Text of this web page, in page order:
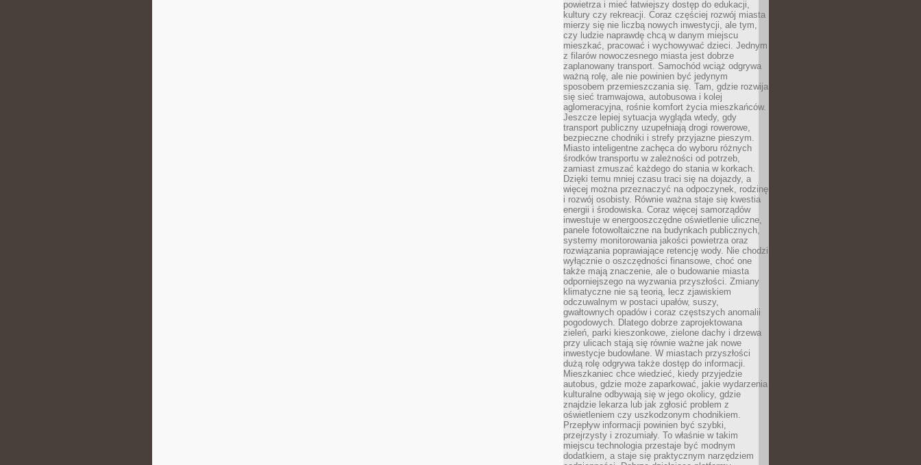
powietrza i mieć łatwiejszy dostęp do edukacji,
kultury czy rekreacji. Coraz częściej rozwój miasta
mierzy się nie liczbą nowych inwestycji, ale tym,
czy ludzie naprawdę chcą w danym miejscu
mieszkać, pracować i wychowywać dzieci. Jednym
z filarów nowoczesnego miasta jest dobrze
zaplanowany transport. Samochód wciąż odgrywa
ważną rolę, ale nie powinien być jedynym
sposobem przemieszczania się. Tam, gdzie rozwija
się sieć tramwajowa, autobusowa i kolej
aglomeracyjna, rośnie komfort życia mieszkańców.
Jeszcze lepiej sytuacja wygląda wtedy, gdy
transport publiczny uzupełniają drogi rowerowe,
bezpieczne chodniki i strefy przyjazne pieszym.
Miasto inteligentne zachęca do wyboru różnych
środków transportu w zależności od potrzeb,
zamiast zmuszać każdego do stania w korkach.
Dzięki temu mniej czasu traci się na dojazdy, a
więcej można przeznaczyć na odpoczynek, rodzinę
i rozwój osobisty. Równie ważna staje się kwestia
energii i środowiska. Coraz więcej samorządów
inwestuje w energooszczędne oświetlenie uliczne,
panele fotowoltaiczne na budynkach publicznych,
systemy monitorowania jakości powietrza oraz
rozwiązania poprawiające retencję wody. Nie chodzi
wyłącznie o oszczędności finansowe, choć one
także mają znaczenie, ale o budowanie miasta
odporniejszego na wyzwania przyszłości. Zmiany
klimatyczne nie są teorią, lecz zjawiskiem
odczuwalnym w postaci upałów, suszy,
gwałtownych opadów i coraz częstszych anomalii
pogodowych. Dlatego dobrze zaprojektowana
zieleń, parki kieszonkowe, zielone dachy i drzewa
przy ulicach stają się równie ważne jak nowe
inwestycje budowlane. W miastach przyszłości
dużą rolę odgrywa także dostęp do informacji.
Mieszkaniec chce wiedzieć, kiedy przyjedzie
autobus, gdzie może zaparkować, jakie wydarzenia
kulturalne odbywają się w jego okolicy, gdzie
znajdzie lekarza lub jak zgłosić problem z
oświetleniem czy uszkodzonym chodnikiem.
Przepływ informacji powinien być szybki,
przejrzysty i zrozumiały. To właśnie w takim
miejscu technologia przestaje być modnym
dodatkiem, a staje się praktycznym narzędziem